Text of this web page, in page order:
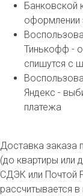
Банковской
оформлении
Тинькофф -
спишутся с
Яндекс -
платежа
Доставка заказа
(до квартиры или
СДЭК или Почтой
рассчитывается